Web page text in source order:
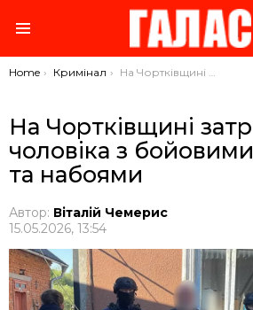
You are here:
Home Кримінал На Чортківщині затримали чоловіка з бойовими гранатами та набоями
На Чортківщині
чоловіка з
та набоями
Автор: Віталій Чемерис
15.05.2026, 13:54